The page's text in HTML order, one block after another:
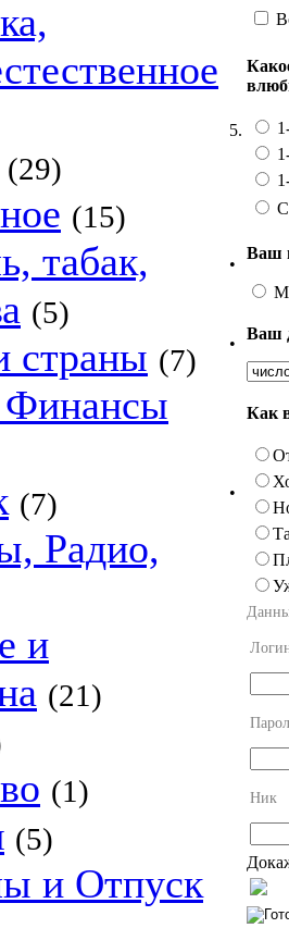
(29)
(15)
табак,
(5)
страны (7)
Финансы
(7)
Радио,
и
(21)
(1)
(5)
и Отпуск
5.
•
Ваш
•
Ваш
•
Как
Ник